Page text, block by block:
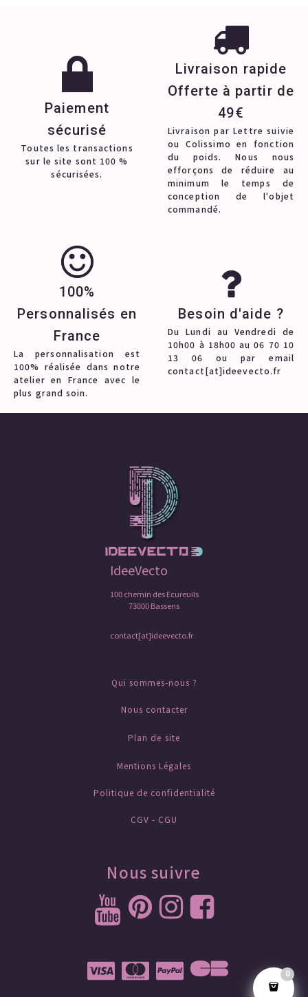
Paiement
sécurisé
Toutes les transactions
sur le site sont 100 %
sécurisées.
Livraison rapide
Offerte à partir de
49€
Livraison par Lettre suivie
ou Colissimo en fonction
du poids. Nous nous
efforçons de réduire au
minimum le temps de
conception de l'objet
commandé.
100%
Personnalisés en
France
La personnalisation est
100% réalisée dans notre
atelier en France avec le
plus grand soin.
Besoin d'aide ?
Du Lundi au Vendredi de
10h00 à 18h00 au 06 70 10
13 06 ou par email
contact[at]ideevecto.fr
IdeeVecto
100 chemin des Ecureuils
73000 Bassens
contact[at]ideevecto.fr
Qui sommes-nous ?
Nous contacter
Plan de site
Mentions Légales
Politique de confidentialité
CGV - CGU
Nous suivre
0